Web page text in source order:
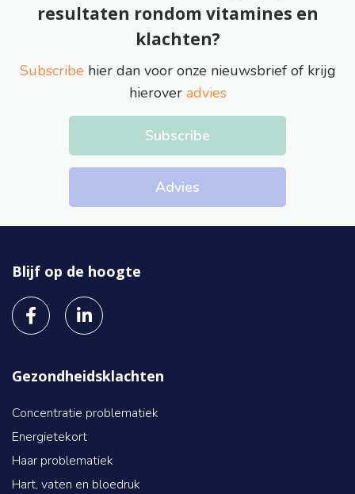
resultaten rondom vitamines en
klachten?
Subscribe hier dan voor onze nieuwsbrief of krijg
hierover advies
Subscribe
Advies
Blijf op de hoogte
Gezondheidsklachten
Concentratie problematiek
Energietekort
Haar problematiek
Hart, vaten en bloedruk